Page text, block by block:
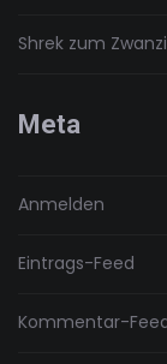
Shrek zum
Meta
Anmelden
Eintrags-Feed
Kommentar-